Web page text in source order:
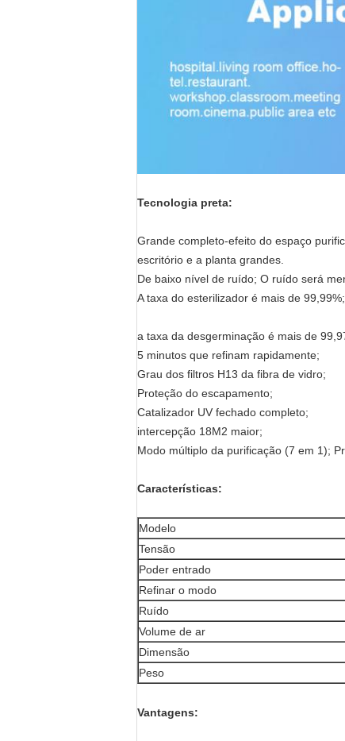
Tecnologia preta:
Grande completo-efeito do espaço
escritório e a planta grandes.
De baixo nível de ruído; O ruído será
A taxa do esterilizador é mais de 99,99%;
a taxa da desgerminação é mais de
5 minutos que refinam rapidamente;
Grau dos filtros H13 da fibra de vidro;
Proteção do escapamento;
Catalizador UV fechado completo;
intercepção 18M2 maior;
Modo múltiplo da purificação (7 em 1);
Características:
Modelo
Tensão
Poder entrado
Refinar o modo
Ruído
Volume de ar
Dimensão
Peso
Vantagens: